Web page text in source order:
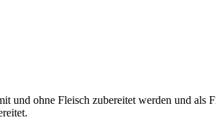
und ohne Fleisch zubereitet werden und als